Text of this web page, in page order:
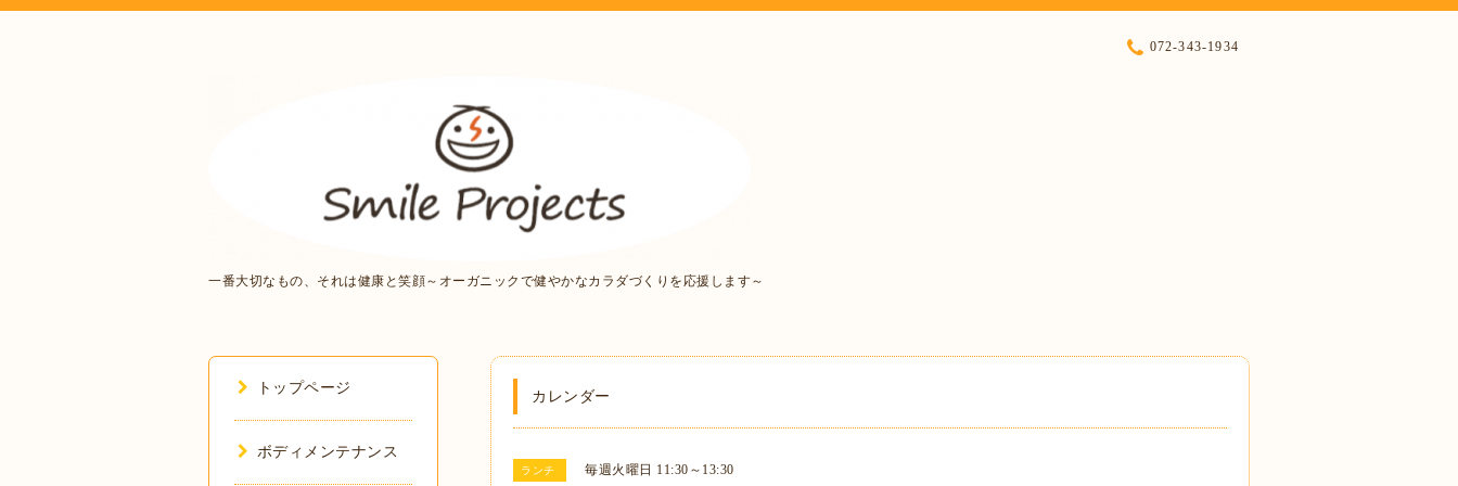
一番大切なもの、それは健康と笑顔～オーガニックで健やかなカラダづくりを応援します～
072-343-1934
カレンダー
ランチ 毎週火曜日 11:30～13:30
トップページ
ボディメンテナンス